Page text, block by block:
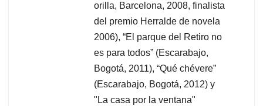
orilla, Barcelona, 2008, finalista
del premio Herralde de novela
2006), “El parque del Retiro no
es para todos” (Escarabajo,
Bogotá, 2011), “Qué chévere”
(Escarabajo, Bogotá, 2012) y
"La casa por la ventana"